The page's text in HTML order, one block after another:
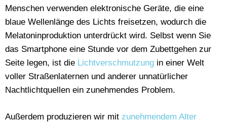
Menschen verwenden elektronische Geräte, die eine
blaue Wellenlänge des Lichts freisetzen, wodurch die
Melatoninproduktion unterdrückt wird. Selbst wenn Sie
das Smartphone eine Stunde vor dem Zubettgehen zur
Seite legen, ist die Lichtverschmutzung in einer Welt
voller Straßenlaternen und anderer unnatürlicher
Nachtlichtquellen ein zunehmendes Problem.
Außerdem produzieren wir mit zunehmendem Alter